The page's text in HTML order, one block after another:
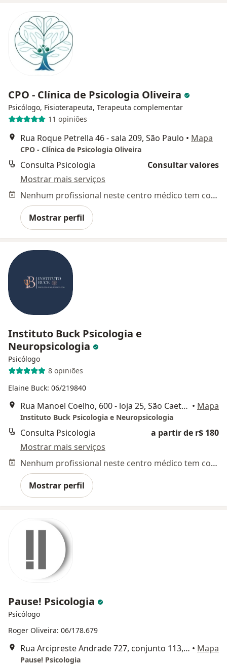
CPO - Clínica de Psicologia Oliveira
Psicólogo, Fisioterapeuta, Terapeuta complementar
11 opiniões
Rua Roque Petrella 46 - sala 209, São Paulo • Mapa
CPO - Clínica de Psicologia Oliveira
Consulta Psicologia
Consultar valores
Mostrar mais serviços
Nenhum profissional neste centro médico tem consultas disponíveis
Mostrar perfil
Instituto Buck Psicologia e
Neuropsicologia
Psicólogo
8 opiniões
Elaine Buck: 06/219840
Rua Manoel Coelho, 600 - loja 25, São Caetano do Sul • Mapa
Instituto Buck Psicologia e Neuropsicologia
Consulta Psicologia
a partir de r$ 180
Mostrar mais serviços
Nenhum profissional neste centro médico tem consultas disponíveis
Mostrar perfil
Pause! Psicologia
Psicólogo
Roger Oliveira: 06/178.679
Rua Arcipreste Andrade 727, conjunto 113, São Paulo • Mapa
Pause! Psicologia